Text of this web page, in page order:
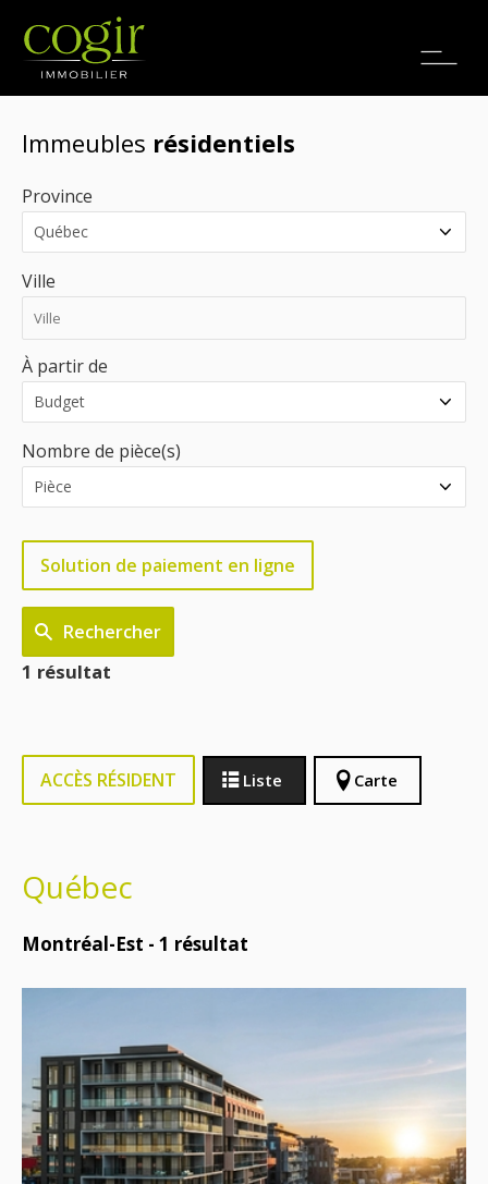
Emplois
Immeubles résidentiels
Province
Ville
À partir de
Nombre de pièce(s)
Solution de paiement en ligne
Rechercher
1 résultat
ACCÈS RÉSIDENT Liste Carte
Québec
Montréal-Est - 1 résultat